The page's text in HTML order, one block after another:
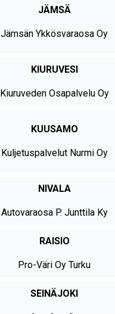
JÄMSÄ
Jämsän Ykkösvaraosa Oy
KIURUVESI
Kiuruveden Osapalvelu Oy
KUUSAMO
Kuljetuspalvelut Nurmi Oy
NIVALA
Autovaraosa P. Junttila Ky
RAISIO
Pro-Väri Oy Turku
SEINÄJOKI